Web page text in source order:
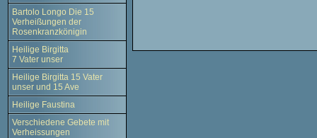
Bartolo Longo Die 15
Verheißungen der
Rosenkranzkönigin
Heilige Birgitta
7 Vater unser
Heilige Birgitta 15 Vater
unser und 15 Ave
Heilige Faustina
Verschiedene Gebete mit
Verheissungen